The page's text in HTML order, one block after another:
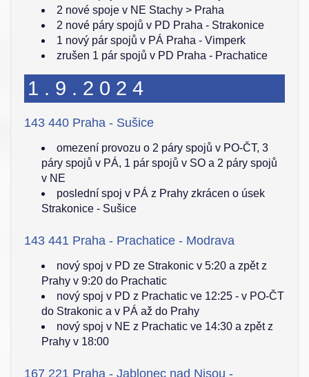
2 nové spoje v NE Stachy > Praha
2 nové páry spojů v PD Praha - Strakonice
1 nový pár spojů v PÁ Praha - Vimperk
zrušen 1 pár spojů v PD Praha - Prachatice
1.9.2024
143 440 Praha - Sušice
omezení provozu o 2 páry spojů v PO-ČT, 3
páry spojů v PÁ, 1 pár spojů v SO a 2 páry spojů
v NE
poslední spoj v PÁ z Prahy zkrácen o úsek
Strakonice - Sušice
143 441 Praha - Prachatice - Modrava
nový spoj v PD ze Strakonic v 5:20 a zpět z
Prahy v 9:20 do Prachatic
nový spoj v PD z Prachatic ve 12:25 - v PO-ČT
do Strakonic a v PÁ až do Prahy
nový spoj v NE z Prachatic ve 14:30 a zpět z
Prahy v 18:00
167 221 Praha - Jablonec nad Nisou -